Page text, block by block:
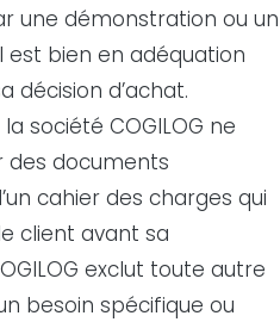
une démonstration ou un
est bien en adéquation
décision d’achat.
société COGILOG ne
des documents
cahier des charges qui
client avant sa
exclut toute autre
besoin spécifique ou